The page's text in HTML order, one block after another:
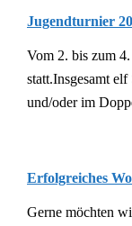
Jugendturnier
Vom 2. bis zum
statt.Insgesamt
und/oder im
Erfolgreiches
Gerne möchten